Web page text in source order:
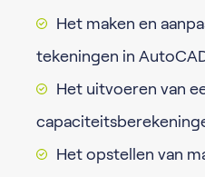
Het maken en
tekeningen in
Het uitvoeren van
Het opstellen van